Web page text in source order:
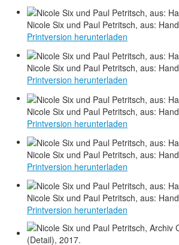
Nicole Six und Paul Petritsch, aus:
Printversion herunterladen
Nicole Six und Paul Petritsch, aus:
Printversion herunterladen
Nicole Six und Paul Petritsch, aus:
Printversion herunterladen
Nicole Six und Paul Petritsch, aus:
Printversion herunterladen
Nicole Six und Paul Petritsch, aus:
Printversion herunterladen